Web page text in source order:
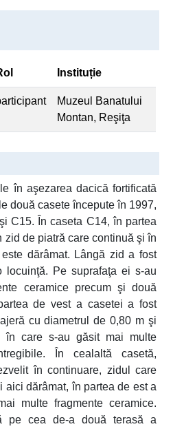
Instituție
Muzeul Banatului
Montan, Reşiţa
în aşezarea dacică fortificată
două casete începute în 1997,
C15. În caseta C14, în partea
zid de piatră care continuă şi în
dărâmat. Lângă zid a fost
locuinţă. Pe suprafaţa ei s-au
ceramice precum şi două
de vest a casetei a fost
cu diametrul de 0,80 m şi
în care s-au găsit mai multe
În cealaltă casetă,
în continuare, zidul care
aici dărâmat, în partea de est a
multe fragmente ceramice.
pe cea de-a două terasă a